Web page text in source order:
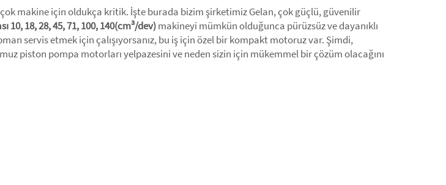
makine için oldukça kritik. İşte burada bizim şirketimiz Gelan, çok güçlü, güvenilir
10, 18, 28, 45, 71, 100, 140(cm³/dev)makineyi mümkün olduğunca pürüzsüz ve dayanıklı
servis etmek için çalışıyorsanız, bu iş için özel bir kompakt motoruz var. Şimdi,
piston pompa motorları yelpazesini ve neden sizin için mükemmel bir çözüm olacağını